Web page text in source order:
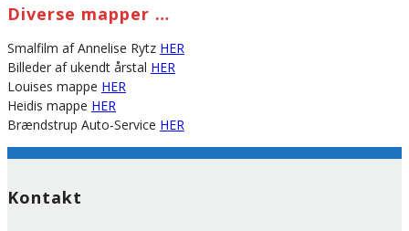
Diverse mapper …
Smalfilm af Annelise Rytz HER
Billeder af ukendt årstal HER
Louises mappe HER
Heidis mappe HER
Brændstrup Auto-Service HER
Kontakt